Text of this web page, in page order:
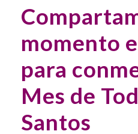
momento
para
Mes de
Santos